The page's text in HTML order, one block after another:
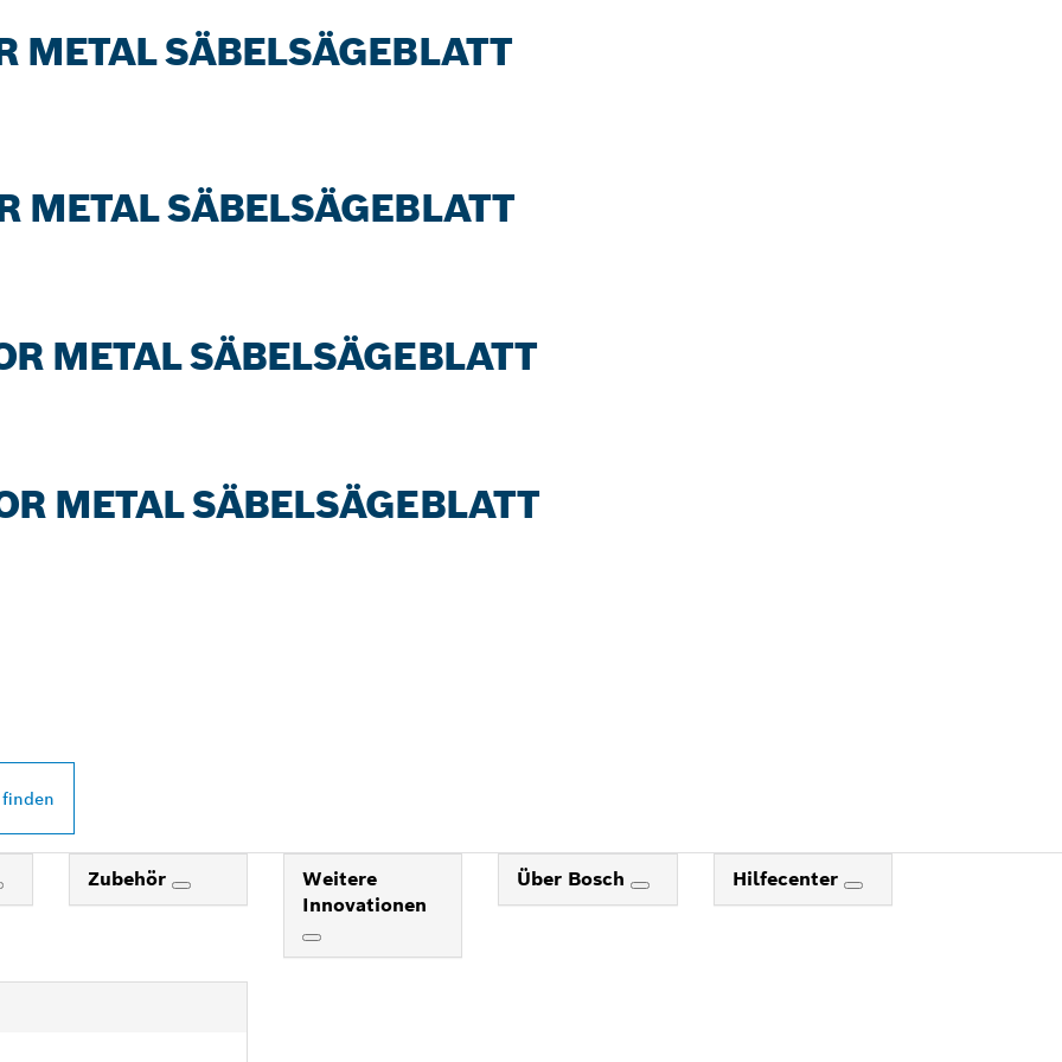
METAL SÄBELSÄGEBLATT
METAL SÄBELSÄGEBLATT
METAL SÄBELSÄGEBLATT
METAL SÄBELSÄGEBLATT
Zubehör
Weitere
Innovationen
Über Bosch Hilfecenter